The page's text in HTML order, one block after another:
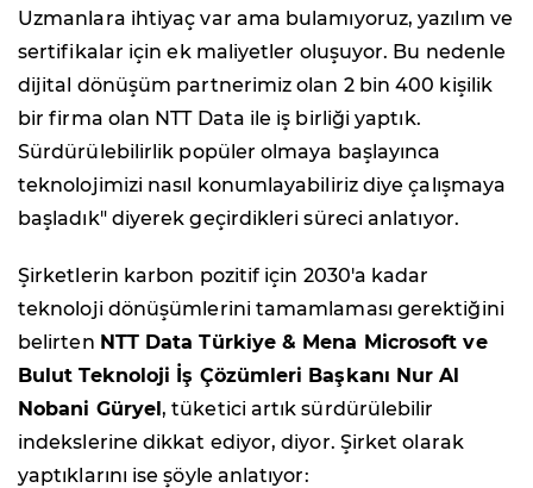
Uzmanlara ihtiyaç var ama bulamıyoruz, yazılım ve
sertifikalar için ek maliyetler oluşuyor. Bu nedenle
dijital dönüşüm partnerimiz olan 2 bin 400 kişilik
bir firma olan NTT Data ile iş birliği yaptık.
Sürdürülebilirlik popüler olmaya başlayınca
teknolojimizi nasıl konumlayabiliriz diye çalışmaya
başladık" diyerek geçirdikleri süreci anlatıyor.
Şirketlerin karbon pozitif için 2030'a kadar
teknoloji dönüşümlerini tamamlaması gerektiğini
belirten NTT Data Türkiye & Mena Microsoft ve
Bulut Teknoloji İş Çözümleri Başkanı Nur Al
Nobani Güryel, tüketici artık sürdürülebilir
indekslerine dikkat ediyor, diyor. Şirket olarak
yaptıklarını ise şöyle anlatıyor: